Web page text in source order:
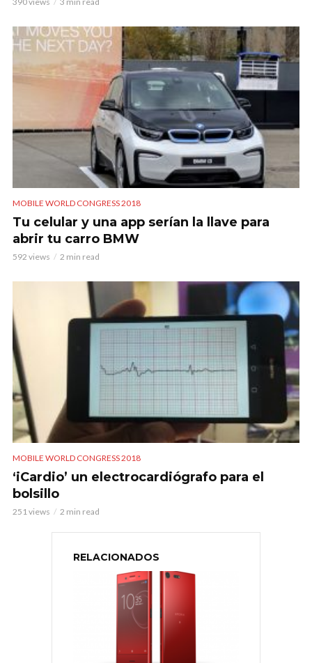
MOBILE WORLD CONGRESS 2018
Tu celular y una app serían la llave para
abrir tu carro BMW
592 views 2 min read
MOBILE WORLD CONGRESS 2018
‘iCardio’ un electrocardiógrafo para el
bolsillo
251 views 2 min read
RELACIONADOS